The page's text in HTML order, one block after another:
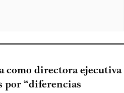
como directora ejecutiva
por “diferencias